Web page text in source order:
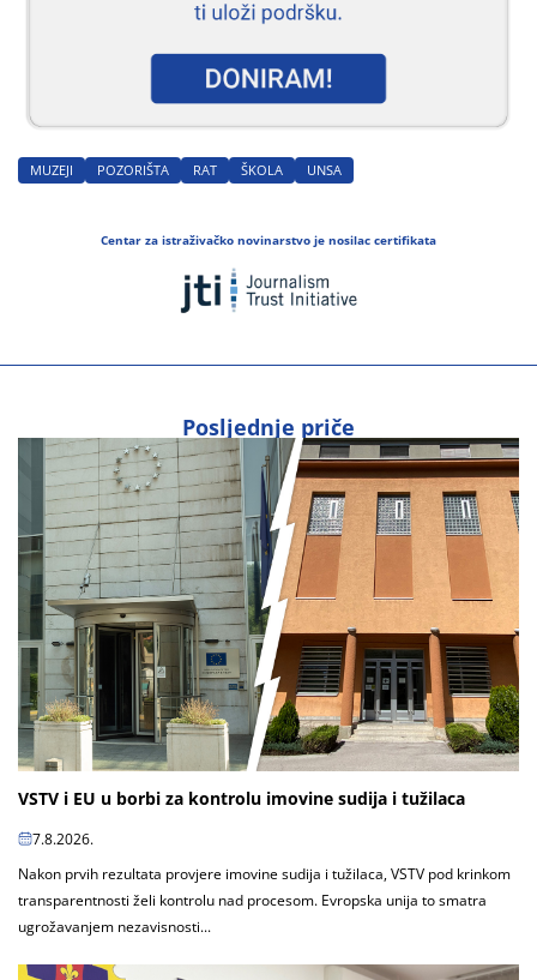
MUZEJI POZORIŠTA RAT ŠKOLA UNSA
Centar za istraživačko novinarstvo je nosilac certifikata
Posljednje priče
VSTV i EU u borbi za kontrolu imovine sudija i tužilaca
7.8.2026.
Nakon prvih rezultata provjere imovine sudija i tužilaca, VSTV pod krinkom
transparentnosti želi kontrolu nad procesom. Evropska unija to smatra
ugrožavanjem nezavisnosti...